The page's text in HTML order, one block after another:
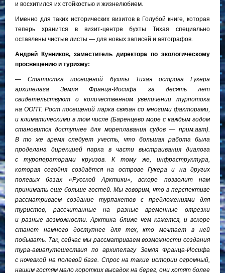
и восхитился их стойкостью и жизнелюбием.
Именно для таких исторических визитов в Голубой книге, которая
теперь хранится в визит-центре бухты Тихая специально
оставлены чистые листы — для новых записей и автографов.
Андрей Кунников, заместитель директора по экологическому
просвещению и туризму:
— Статистка посещений бухты Тихая острова Гукера
архипелага Земля Франца-Иосифа за десять лет
свидетельствуют о количественном увеличении турпотока
на ООПТ. Рост посещений парка связан со многими факторами,
и климатическими в том числе (Баренцево море с каждым годом
становится доступнее для мореплавания судов — прим.авт).
В то же время следует учесть, что большая работа была
проделана дирекцией парка в части выстраивания диалога
с туроператорами круизов. К тому же, инфраструктура,
которая сегодня создаётся на острове Гукера и на других
полевых базах «Русской Арктики», вскоре позволит нам
принимать еще больше гостей. Мы говорим, что в перспективе
рассматриваем создание турпакетов с предложениями для
туристов, рассчитанные на разные временные отрезки
и разные возможности. Арктика ближе чем кажется, и вскоре
станет намного доступнее для тех, кто мечтает в ней
побывать. Так, сейчас мы рассматриваем возможности создания
тура-авиапутешествия по архипелагу Земля Франца-Иосифа
с ночевкой на полевой базе. Спрос на такие истории огромный,
нашим гостям мало коротких высадок на берег, они хотят более